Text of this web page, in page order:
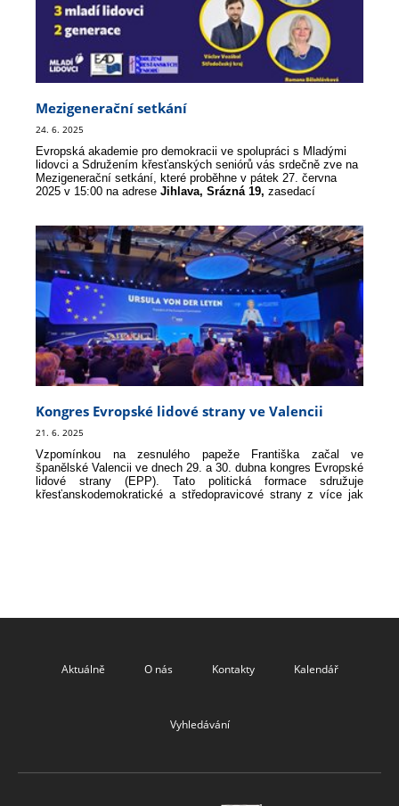
Mezigenerační setkání
24. 6. 2025
Evropská akademie pro demokracii ve spolupráci s Mladými
lidovci a Sdružením křesťanských seniórů vás srdečně zve na
Mezigenerační setkání, které proběhne v pátek 27. června
2025 v 15:00 na adrese Jihlava, Srázná 19, zasedací
témata – od rodinné politiky přes ekonomiku až po budoucnost
naší země.
Kongres Evropské lidové strany ve Valencii
21. 6. 2025
Vzpomínkou na zesnulého papeže Františka začal ve
španělské Valencii ve dnech 29. a 30. dubna kongres Evropské
lidové strany (EPP). Tato politická formace sdružuje
křesťanskodemokratické a středopravicové strany z více jak
Aktuálně O nás Kontakty Kalendář
Vyhledávání